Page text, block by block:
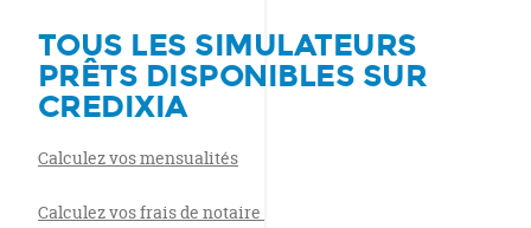
TOUS LES SIMULATEURS
PRÊTS DISPONIBLES SUR
CREDIXIA
Calculez vos mensualités
Calculez vos frais de notaire